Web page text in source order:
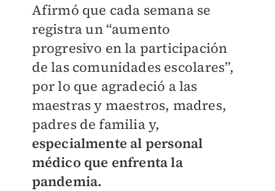
Afirmó que cada semana se
registra un “aumento
progresivo en la participación
de las comunidades escolares”,
por lo que agradeció a las
maestras y maestros, madres,
padres de familia y,
especialmente al personal
médico que enfrenta la
pandemia.